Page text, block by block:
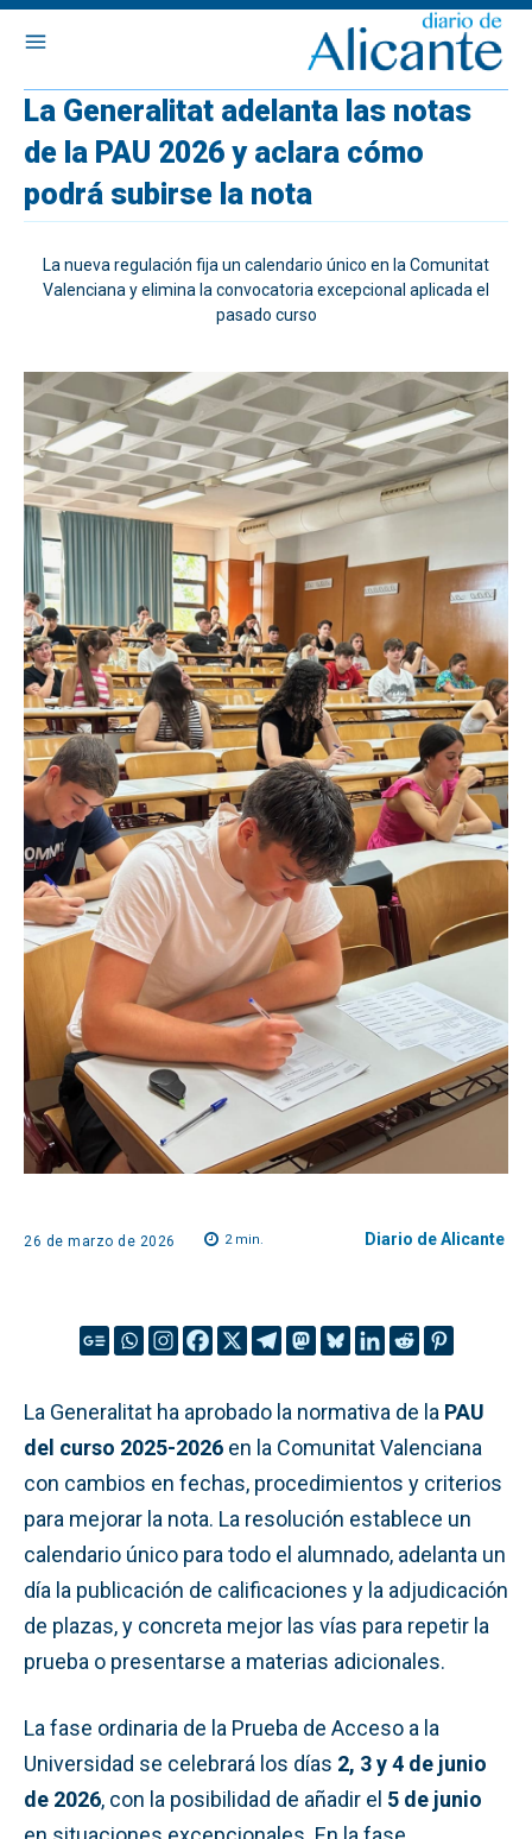
La Generalitat adelanta las notas
de la PAU 2026 y aclara cómo
podrá subirse la nota
La nueva regulación fija un calendario único en la Comunitat
Valenciana y elimina la convocatoria excepcional aplicada el
pasado curso
26 de marzo de 2026 2min. Diario de Alicante
La Generalitat ha aprobado la normativa de la PAU
del curso 2025-2026 en la Comunitat Valenciana
con cambios en fechas, procedimientos y criterios
para mejorar la nota. La resolución establece un
calendario único para todo el alumnado, adelanta un
día la publicación de calificaciones y la adjudicación
de plazas, y concreta mejor las vías para repetir la
prueba o presentarse a materias adicionales.
La fase ordinaria de la Prueba de Acceso a la
Universidad se celebrará los días 2, 3 y 4 de junio
de 2026, con la posibilidad de añadir el 5 de junio